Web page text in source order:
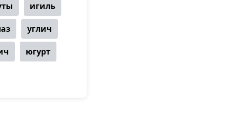
игиль
углич
югурт